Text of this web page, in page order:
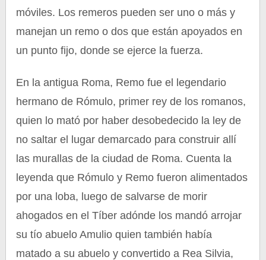
móviles. Los remeros pueden ser uno o más y
manejan un remo o dos que están apoyados en
un punto fijo, donde se ejerce la fuerza.
En la antigua Roma, Remo fue el legendario
hermano de Rómulo, primer rey de los romanos,
quien lo mató por haber desobedecido la ley de
no saltar el lugar demarcado para construir allí
las murallas de la ciudad de Roma. Cuenta la
leyenda que Rómulo y Remo fueron alimentados
por una loba, luego de salvarse de morir
ahogados en el Tíber adónde los mandó arrojar
su tío abuelo Amulio quien también había
matado a su abuelo y convertido a Rea Silvia,